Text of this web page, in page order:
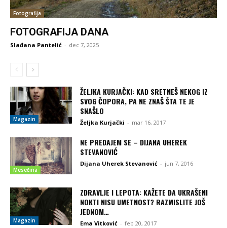
Fotografija
FOTOGRAFIJA DANA
Slađana Pantelić - dec 7, 2025
Magazin
ŽELJKA KURJAČKI: KAD SRETNEŠ NEKOG IZ
SVOG ČOPORA, PA NE ZNAŠ ŠTA TE JE
SNAŠLO
Željka Kurjački - mar 16, 2017
Mesečina
NE PREDAJEM SE – DIJANA UHEREK
STEVANOVIĆ
Dijana Uherek Stevanović - jun 7, 2016
Magazin
ZDRAVLJE I LEPOTA: KAŽETE DA UKRAŠENI
NOKTI NISU UMETNOST? RAZMISLITE JOŠ
JEDNOM…
Ema Vitković - feb 20, 2017